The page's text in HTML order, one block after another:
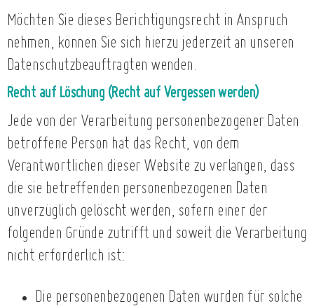
Möchten Sie dieses Berichtigungsrecht in Anspruch
nehmen, können Sie sich hierzu jederzeit an unseren
Datenschutzbeauftragten wenden.
Recht auf Löschung (Recht auf Vergessen werden)
Jede von der Verarbeitung personenbezogener Daten
betroffene Person hat das Recht, von dem
Verantwortlichen dieser Website zu verlangen, dass
die sie betreffenden personenbezogenen Daten
unverzüglich gelöscht werden, sofern einer der
folgenden Gründe zutrifft und soweit die Verarbeitung
nicht erforderlich ist:
Die personenbezogenen Daten wurden für solche